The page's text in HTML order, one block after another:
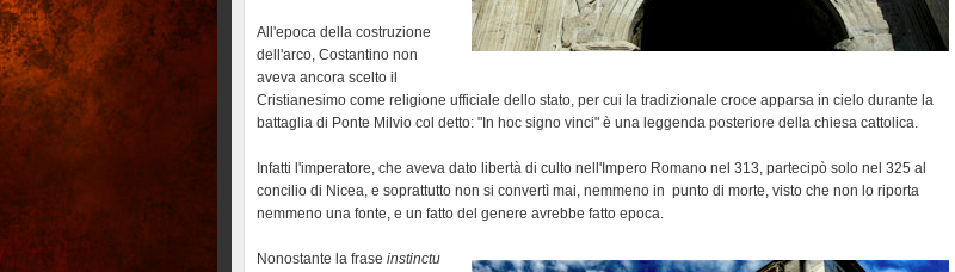
All'epoca della costruzione
dell'arco, Costantino non
aveva ancora scelto il
Cristianesimo come religione ufficiale dello stato, per cui la tradizionale croce apparsa in cielo durante la
battaglia di Ponte Milvio col detto: "In hoc signo vinci" è una leggenda posteriore della chiesa cattolica.
Infatti l'imperatore, che aveva dato libertà di culto nell'Impero Romano nel 313, partecipò solo nel 325 al
concilio di Nicea, e soprattutto non si convertì mai, nemmeno in punto di morte, visto che non lo riporta
nemmeno una fonte, e un fatto del genere avrebbe fatto epoca.
Nonostante la frase instinctu